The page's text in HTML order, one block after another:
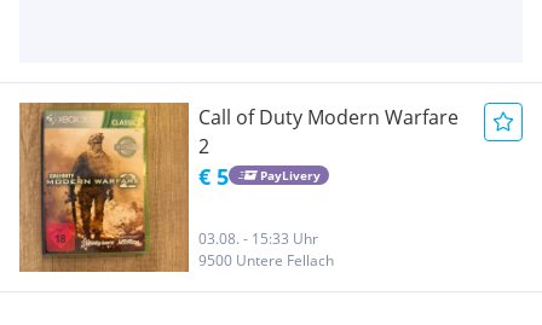
Call of Duty Modern Warfare
2
€ 5 PayLivery
03.08. - 15:33 Uhr
9500 Untere Fellach